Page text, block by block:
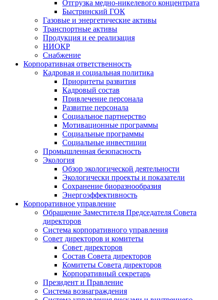
Отгрузка медно-никелевого концентрата
Быстринский ГОК
Газовые и энергетические активы
Транспортные активы
Продукция и ее реализация
НИОКР
Снабжение
Корпоративная ответственность
Кадровая и социальная политика
Приоритеты развития
Кадровый состав
Привлечение персонала
Развитие персонала
Социальное партнерство
Мотивационные программы
Социальные программы
Социальные инвестиции
Промышленная безопасность
Экология
Обзор экологической деятельности
Экологически проекты и показатели
Сохранение биоразнообразия
Энергоэффективность
Корпоративное управление
Обращение Заместителя Председателя Совета
директоров
Система корпоративного управления
Совет директоров и комитеты
Совет директоров
Состав Совета директоров
Комитеты Совета директоров
Корпоративный секретарь
Президент и Правление
Система вознаграждения